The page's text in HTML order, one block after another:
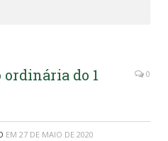
ordinária do 1
0
EM 27 DE MAIO DE 2020